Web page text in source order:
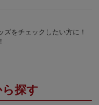
ズをチェックしたい方に！
探す